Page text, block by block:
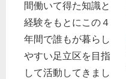
間働いて得た知識と
経験をもとにこの４
年間で誰もが暮らし
やすい足立区を目指
して活動してきまし